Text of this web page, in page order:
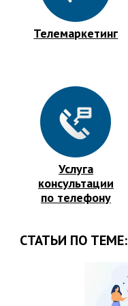
Телемаркетинг
Услуга
консультации
по телефону
СТАТЬИ ПО ТЕМЕ: